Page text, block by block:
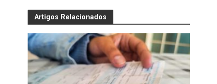
Artigos Relacionados